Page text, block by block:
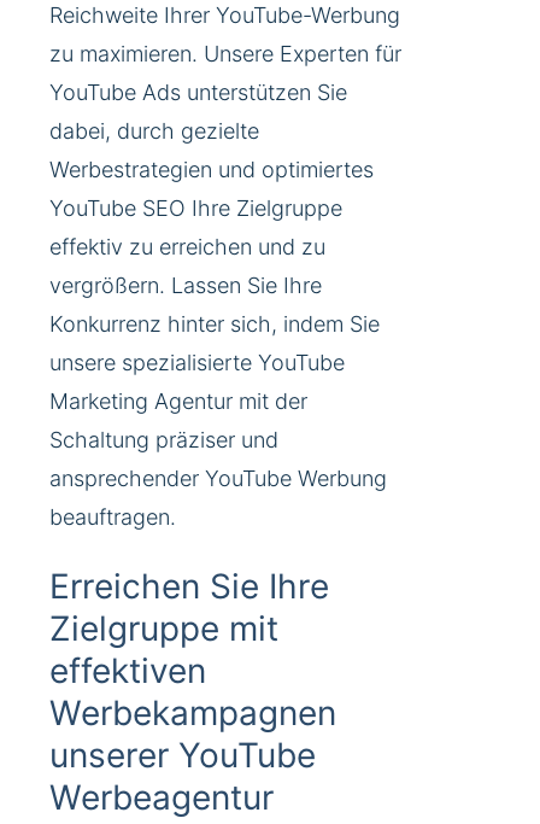
Reichweite Ihrer YouTube-Werbung
zu maximieren. Unsere Experten für
YouTube Ads unterstützen Sie
dabei, durch gezielte
Werbestrategien und optimiertes
YouTube SEO Ihre Zielgruppe
effektiv zu erreichen und zu
vergrößern. Lassen Sie Ihre
Konkurrenz hinter sich, indem Sie
unsere spezialisierte YouTube
Marketing Agentur mit der
Schaltung präziser und
ansprechender YouTube Werbung
beauftragen.
Erreichen Sie Ihre
Zielgruppe mit
effektiven
Werbekampagnen
unserer YouTube
Werbeagentur